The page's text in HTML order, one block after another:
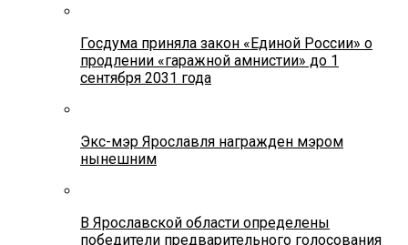
Госдума приняла закон «Единой России» о
продлении «гаражной амнистии» до 1
сентября 2031 года
Экс-мэр Ярославля награжден мэром
нынешним
В Ярославской области определены
победители предварительного голосования